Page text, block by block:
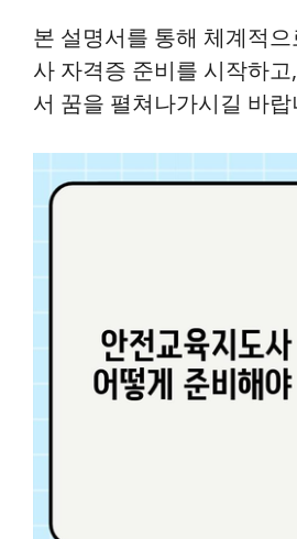
본 설명서를 통해 체계적
사 자격증 준비를 시작하
서 꿈을 펼쳐나가시길 바랍